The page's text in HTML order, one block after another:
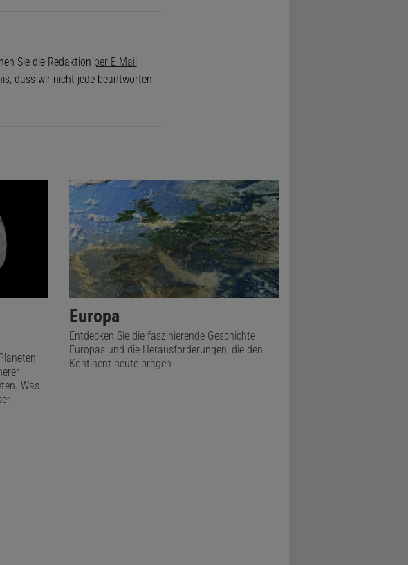
Sie die Redaktion per E-Mail
dass wir nicht jede beantworten
Was
Europa
Entdecken Sie die faszinierende Geschichte
Europas und die Herausforderungen, die den
Kontinent heute prägen